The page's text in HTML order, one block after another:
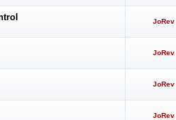
JoRev
JoRev
JoRev
JoRev